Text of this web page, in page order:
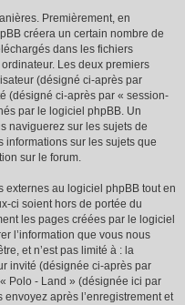
Premièrement, en
créera un certain nombre de
dans les fichiers
Les deux premiers
(désigné ci-après par
(désigné ci-après par « session-
par le logiciel phpBB. Un
naviguerez sur les sujets de
informations sur les sujets que
sur le forum.
externes au logiciel phpBB tout en
ci soient hors de portée du
les pages créées par le logiciel
l’information que vous nous
et n’est pas limité à : la
invité (désignée ci-après par
Polo - Land » (désignée ici par
après l’enregistrement et